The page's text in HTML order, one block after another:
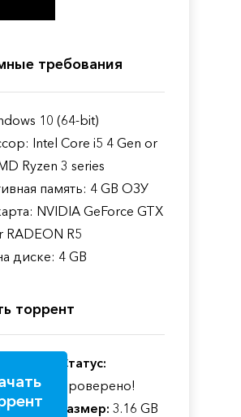
требования
10 (64-bit)
Intel Core i5 4 Gen or
Ryzen 3 series
память: 4 GB ОЗУ
NVIDIA GeForce GTX
RADEON R5
диске: 4 GB
торрент
Статус:
Проверено!
Размер: 3.16 GB